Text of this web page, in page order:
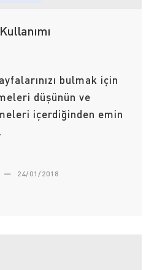
bulmak için
düşünün ve
içerdiğinden emin
— 24/01/2018